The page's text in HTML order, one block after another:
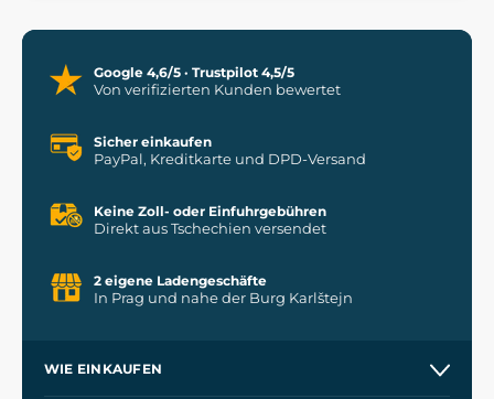
Google 4,6/5 · Trustpilot 4,5/5
Von verifizierten Kunden bewertet
Sicher einkaufen
PayPal, Kreditkarte und DPD-Versand
Keine Zoll- oder Einfuhrgebühren
Direkt aus Tschechien versendet
2 eigene Ladengeschäfte
In Prag und nahe der Burg Karlštejn
WIE EINKAUFEN